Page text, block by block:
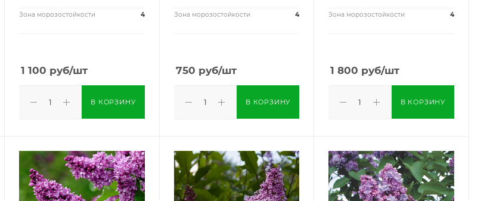
Зона морозостойкости 4
1 100 руб/шт
В КОРЗИНУ
Зона морозостойкости 4
750 руб/шт
В КОРЗИНУ
Зона морозостойкости 4
1 800 руб/шт
В КОРЗИНУ